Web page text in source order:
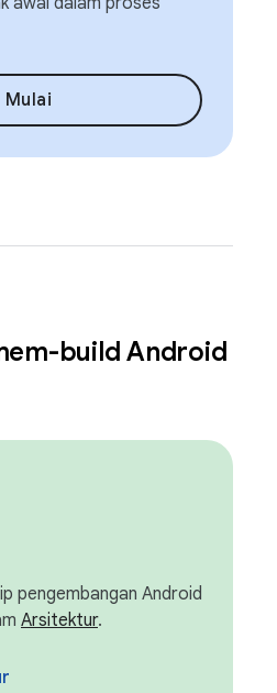
Mulai
build Android
pengembangan Android
Arsitektur.